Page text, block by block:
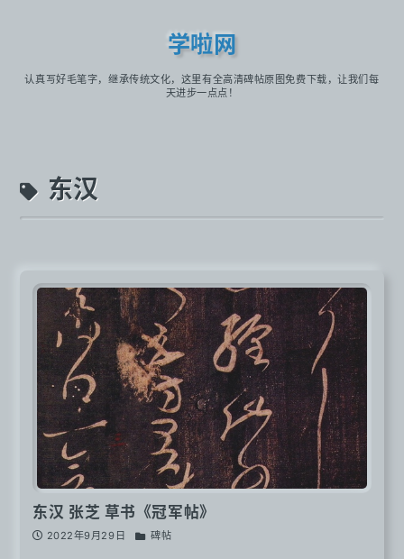
学啦网
认真写好毛笔字，继承传统文化，这里有全高清碑帖原图免费下载，让我们每
天进步一点点！
东汉
东汉 张芝 草书《冠军帖》
2022年9月29日 碑帖